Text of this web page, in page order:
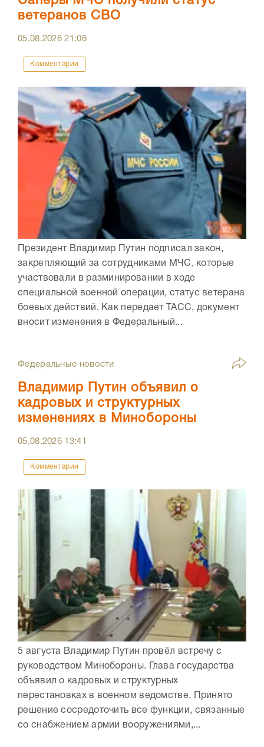
ветеранов СВО
05.08.202621:06
Комментарии
Президент Владимир Путин подписал закон,
закрепляющий за сотрудниками МЧС, которые
участвовали в разминировании в ходе
специальной военной операции, статус ветерана
боевых действий. Как передает ТАСС, документ
вносит изменения в Федеральный...
Федеральные новости
Владимир Путин объявил о
кадровых и структурных
изменениях в Минобороны
05.08.2026 13:41
Комментарии
5 августа Владимир Путин провёл встречу с
руководством Минобороны. Глава государства
объявил о кадровых и структурных
перестановках в военном ведомстве. Принято
решение сосредоточить все функции, связанные
со снабжением армии вооружениями,...